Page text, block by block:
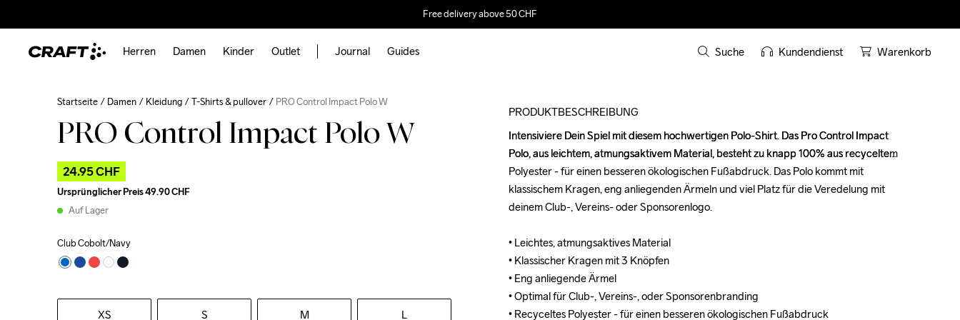
Free delivery above 50 CHF
Herren Damen Kinder Outlet Journal Guides Suche Kundendienst Warenkorb
Startseite Damen Kleidung T-Shirts & pullover PRO Control Impact Polo W
PRO Control Impact Polo W
24.95 CHF
Ursprünglicher Preis49.90 CHF
Auf Lager
Club Cobolt/Navy
XS S M L
PRODUKTBESCHREIBUNG
Intensiviere Dein Spiel mit diesem hochwertigen Polo-Shirt. Das Pro Control Impact
Polo, aus leichtem, atmungsaktivem Material, besteht zu knapp 100% aus recyceltem
Polyester - für einen besseren ökologischen Fußabdruck. Das Polo kommt mit
klassischem Kragen, eng anliegenden Ärmeln und viel Platz für die Veredelung mit
deinem Club-, Vereins- oder Sponsorenlogo.
• Leichtes, atmungsaktives Material
• Klassischer Kragen mit 3 Knöpfen
• Eng anliegende Ärmel
• Optimal für Club-, Vereins-, oder Sponsorenbranding
• Recyceltes Polyester - für einen besseren ökologischen Fußabdruck
Intensiviere Dein Spiel mit diesem hochwertigen Polo-Shirt. Das Pro Control Impact
Polo, aus leichtem, atmungsaktivem Material, besteht zu knapp 100% aus recyceltem
Polyester - für einen besseren ökologischen Fußabdruck. Das Polo kommt mit
klassischem Kragen, eng anliegenden Ärmeln und viel Platz für die Veredelung mit
deinem Club-, Vereins- oder Sponsorenlogo.
• Leichtes, atmungsaktives Material
• Klassischer Kragen mit 3 Knöpfen
• Eng anliegende Ärmel
• Optimal für Club-, Vereins-, oder Sponsorenbranding
• Recyceltes Polyester - für einen besseren ökologischen Fußabdruck